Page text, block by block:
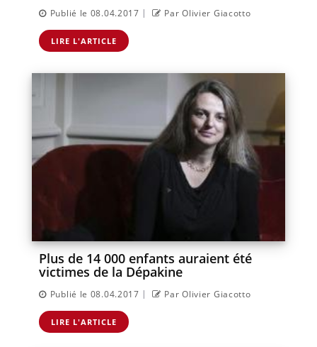
Publié le 08.04.2017 | Par Olivier Giacotto
LIRE L'ARTICLE
Plus de 14 000 enfants auraient été
victimes de la Dépakine
Publié le 08.04.2017 | Par Olivier Giacotto
LIRE L'ARTICLE